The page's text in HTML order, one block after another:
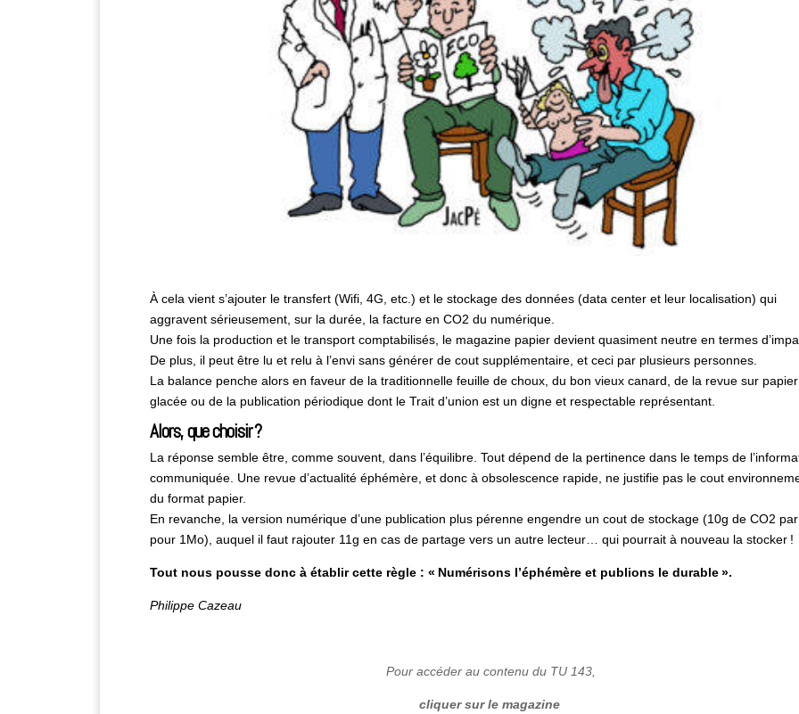
À cela vient s’ajouter le transfert (Wifi, 4G, etc.) et le stockage des données (data center et leur localisation) qui
aggravent sérieusement, sur la durée, la facture en CO2 du numérique.
Une fois la production et le transport comptabilisés, le magazine papier devient quasiment neutre en termes
De plus, il peut être lu et relu à l’envi sans générer de cout supplémentaire, et ceci par plusieurs personnes.
La balance penche alors en faveur de la traditionnelle feuille de choux, du bon vieux canard, de la revue sur papier
glacée ou de la publication périodique dont le Trait d’union est un digne et respectable représentant.
Alors, que choisir ?
La réponse semble être, comme souvent, dans l’équilibre. Tout dépend de la pertinence dans le temps de
communiquée. Une revue d’actualité éphémère, et donc à obsolescence rapide, ne justifie pas le cout
du format papier.
En revanche, la version numérique d’une publication plus pérenne engendre un cout de stockage (10g de CO2
pour 1Mo), auquel il faut rajouter 11g en cas de partage vers un autre lecteur… qui pourrait à nouveau la stocker !
Tout nous pousse donc à établir cette règle : « Numérisons l’éphémère et publions le durable ».
Philippe Cazeau
Pour accéder au contenu du TU 143,
cliquer sur le magazine